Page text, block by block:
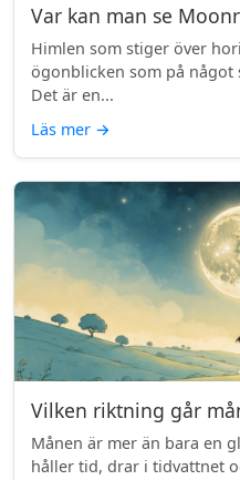
Var kan man se
Himlen som stiger över
ögonblicken som på något
Det är en...
Läs mer →
Vilken riktning går
Månen är mer än bara en
håller tid, drar i tidvattnet